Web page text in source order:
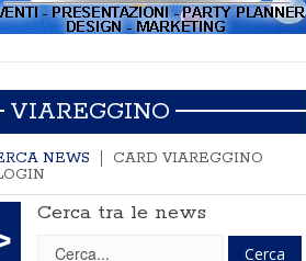
VIAREGGINO
NEWS
CARD VIAREGGINO
Cerca tra le news